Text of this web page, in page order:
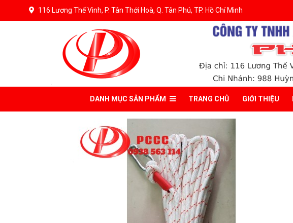
116 Lương Thế Vinh, P. Tân Thới Hoà, Q. Tân Phú, TP. Hồ Chí Minh
DANH MỤC SẢN PHẨM TRANG CHỦ GIỚI THIỆU